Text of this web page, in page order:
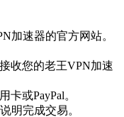
加速器的官方网站。
收您的老王VPN加速
或PayPal。
明完成交易。